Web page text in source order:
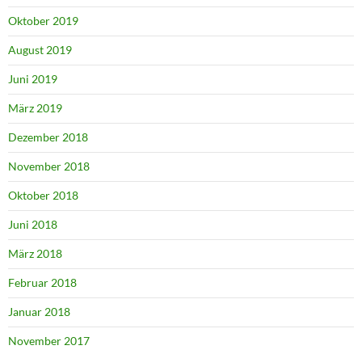
Oktober 2019
August 2019
Juni 2019
März 2019
Dezember 2018
November 2018
Oktober 2018
Juni 2018
März 2018
Februar 2018
Januar 2018
November 2017